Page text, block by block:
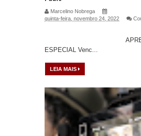
Marcelino Nobrega
quinta-feira, novembro 24, 2022
ESPECIAL Venc...
LEIA MAIS